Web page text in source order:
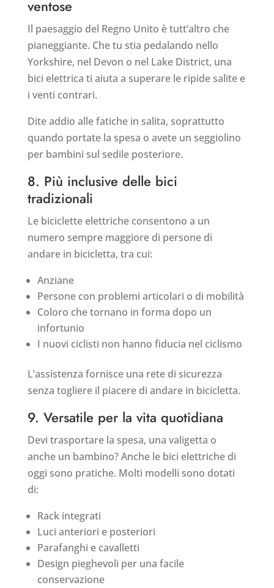
ventose
Il paesaggio del Regno Unito è tutt’altro che
pianeggiante. Che tu stia pedalando nello
Yorkshire, nel Devon o nel Lake District, una
bici elettrica ti aiuta a superare le ripide salite e
i venti contrari.
Dite addio alle fatiche in salita, soprattutto
quando portate la spesa o avete un seggiolino
per bambini sul sedile posteriore.
8. Più inclusive delle bici
tradizionali
Le biciclette elettriche consentono a un
numero sempre maggiore di persone di
andare in bicicletta, tra cui:
Anziane
Persone con problemi articolari o di mobilità
Coloro che tornano in forma dopo un
infortunio
I nuovi ciclisti non hanno fiducia nel ciclismo
L’assistenza fornisce una rete di sicurezza
senza togliere il piacere di andare in bicicletta.
9. Versatile per la vita quotidiana
Devi trasportare la spesa, una valigetta o
anche un bambino? Anche le bici elettriche di
oggi sono pratiche. Molti modelli sono dotati
di:
Rack integrati
Luci anteriori e posteriori
Parafanghi e cavalletti
Design pieghevoli per una facile
conservazione